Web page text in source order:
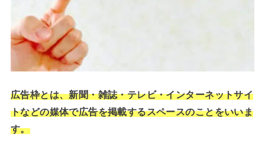
広告枠とは、新聞・雑誌・テレビ・インターネットサイ
トなどの媒体で広告を掲載するスペースのことをいいま
す。